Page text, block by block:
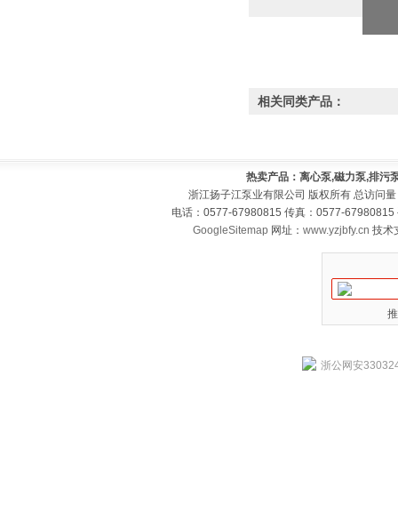
相关同类产品：
热卖产品：离心泵,磁力泵,排污
浙江扬子江泵业有限公司 版权所有 总访问
电话：0577-67980815 传真：0577-
GoogleSitemap 网址： www.yzjbfy.cn 技术
浙公网安